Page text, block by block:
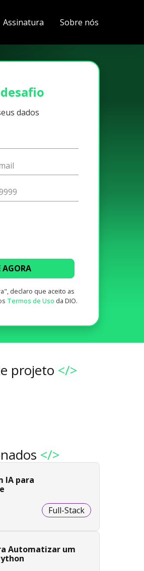
Assinatura Sobre nós
dados
AGORA
declaro que aceito as
Termos de Uso da DIO.
projeto </>
</>
IA para
Full-Stack
Automatizar um